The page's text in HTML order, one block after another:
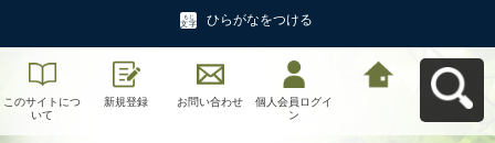
ひらがなをつける
このサイトにつ
いて
新規登録 お問い合わせ
個人会員ログイ
ン